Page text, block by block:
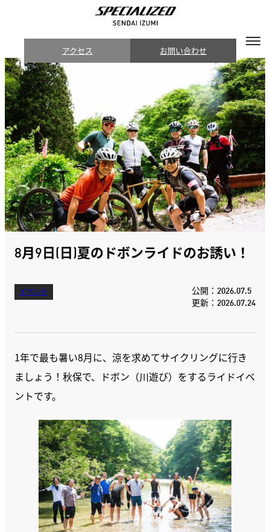
アクセス お問い合わせ
8月9日(日)夏のドボンライドのお誘い！
イベント
公開：2026.07.5
更新：2026.07.24
1年で最も暑い8月に、涼を求めてサイクリングに行き
ましょう！秋保で、ドボン（川遊び）をするライドイベ
ントです。